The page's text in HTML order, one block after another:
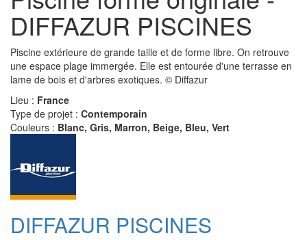
DIFFAZUR PISCINES
Piscine extérieure de grande taille et de forme libre. On retrouve
une espace plage immergée. Elle est entourée d'une terrasse en
lame de bois et d'arbres exotiques. © Diffazur
Lieu : France
Type de projet : Contemporain
Couleurs : Blanc, Gris, Marron, Beige, Bleu, Vert
DIFFAZUR PISCINES